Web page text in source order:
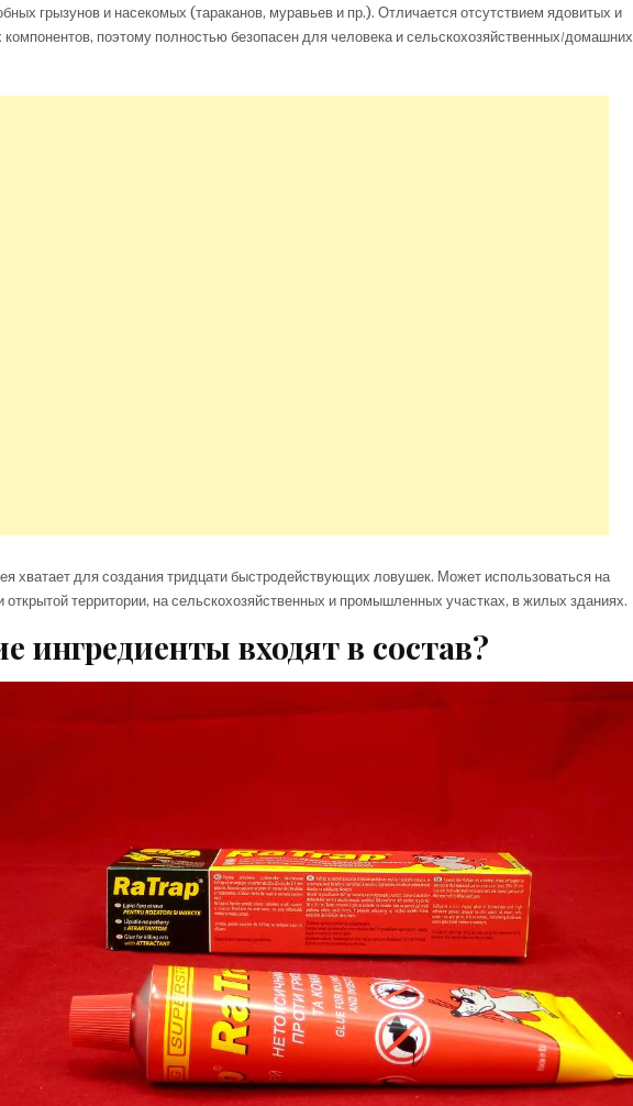
грызунов и насекомых (тараканов, муравьев и пр.). Отличается отсутствием ядовитых и
компонентов, поэтому полностью безопасен для человека и сельскохозяйственных/домашних
хватает для создания тридцати быстродействующих ловушек. Может использоваться на
открытой территории, на сельскохозяйственных и промышленных участках, в жилых зданиях.
ингредиенты входят в состав?